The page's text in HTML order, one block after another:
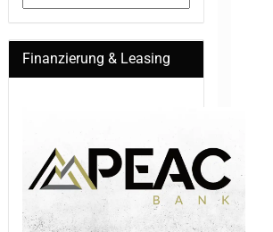
Finanzierung & Leasing